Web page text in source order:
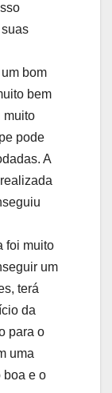
bom
bem
muito
pode
A
foi muito
um
terá
da
para o
uma
boa e o